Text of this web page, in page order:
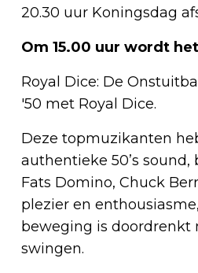
20.30 uur Koningsdag
Om 15.00 uur wordt
Royal Dice: De
'50 met Royal Dice.
Deze topmuzikanten
authentieke 50’s sound,
Fats Domino, Chuck
plezier en
beweging is doordrenkt
swingen.